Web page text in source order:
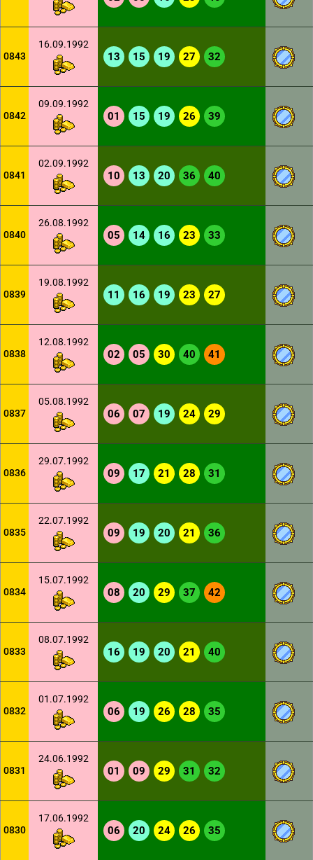
0843
16.09.1992
13 15 19 27 32
0842
09.09.1992
01 15 19 26 39
0841
02.09.1992
10 13 20 36 40
0840
26.08.1992
05 14 16 23 33
0839
19.08.1992
11 16 19 23 27
0838
12.08.1992
02 05 30 40 41
0837
05.08.1992
06 07 19 24 29
0836
29.07.1992
09 17 21 28 31
0835
22.07.1992
09 19 20 21 36
0834
15.07.1992
08 20 29 37 42
0833
08.07.1992
16 19 20 21 40
0832
01.07.1992
06 19 26 28 35
0831
24.06.1992
01 09 29 31 32
0830
17.06.1992
06 20 24 26 35